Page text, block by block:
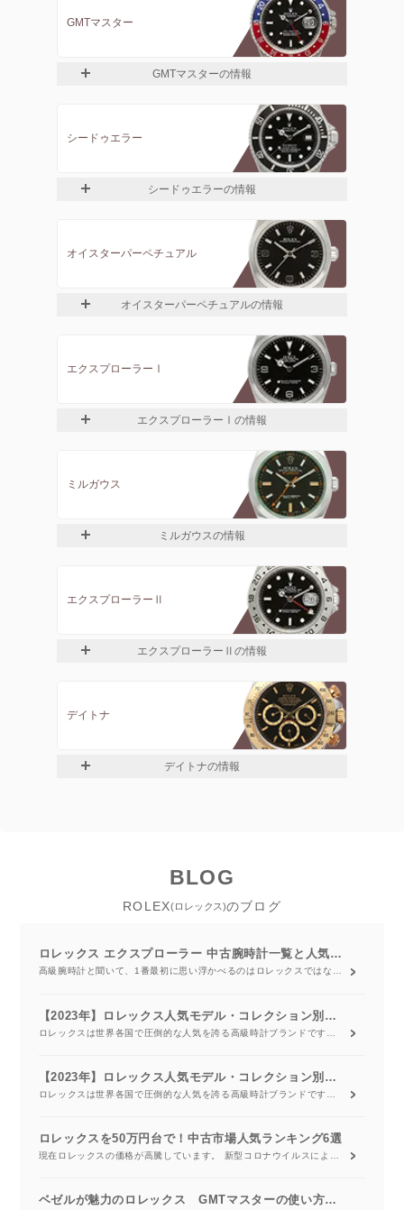
GMTマスター
GMTマスターの情報
シードゥエラー
シードゥエラーの情報
オイスターパーペチュアル
オイスターパーペチュアルの情報
エクスプローラーⅠ
エクスプローラーⅠの情報
ミルガウス
ミルガウスの情報
エクスプローラーⅡ
エクスプローラーⅡの情報
デイトナ
デイトナの情報
BLOG
ROLEX(ロレックス)のブログ
ロレックス エクスプローラー 中古腕時計一覧と人気モデル
高級腕時計と聞いて、1番最初に思い浮かべるのはロレックスではないでしょうか。 ロレックスは日本だけで無く、世界中の人が知っている有名ブランドです。 人気が高く、ロレックスを購入したい人が多すぎるが故に、2023年現在では正規販売店での購入制限や中古価格の高騰などが起きています。 今回は、ロレックスのエクスプローラーⅠ・エクスプローラーⅡについて詳しく紹介します。 人気モデルの中古価格や、市場の相場についても調べてみました。 実際に着用した人のレビューや人気モデルのランキングも発表します。 ロレックス エクスプローラーⅠ・エクスプローラーⅡについて、詳しく知りたい方やロレックスというブランドに注目している方はご参考ください。
【2023年】ロレックス人気モデル・コレクション別最新ランキング
【2023年】ロレックス人気モデル・コレクション別最新ランキング
ロレックスを50万円台で！中古市場人気ランキング6選
現在ロレックスの価格が高騰しています。 新型コロナウイルスによる影響や、世界的なインフレの影響を受けているものと予測されています。 そのため、ロレックスを購入しようと思っている方は、現在の価格帯がどのくらいか確認しておくといいでしょう。 その中でも、今回は50万円台で購入できるかもしれないロレックスのコレクションやモデルをご紹介します。 今後も値上がりが続くと予想されていますが、詳しくみていきましょう。 ※こちらの記事は2023年1月に執筆されたものです。価格変動を確約するものではありません。
ベゼルが魅力のロレックス GMTマスターの使い方と価格相場